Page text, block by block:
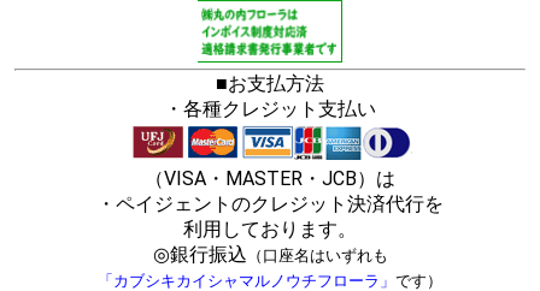
■お支払方法
・各種クレジット支払い
（VISA・MASTER・JCB）は
・ペイジェントのクレジット決済代行を
利用しております。
◎銀行振込 （口座名はいずれも
「カブシキカイシャマルノウチフローラ」 です）